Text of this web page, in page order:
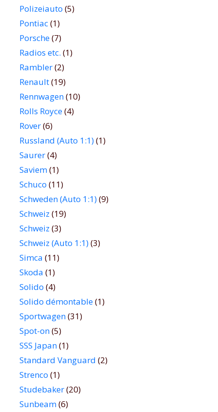
Polizeiauto (5)
Pontiac(1)
Porsche(7)
Radios etc. (1)
Rambler(2)
Renault(19)
Rennwagen(10)
Rolls Royce(4)
Rover(6)
Russland (Auto 1:1)(1)
Saurer(4)
Saviem(1)
Schuco (11)
Schweden (Auto 1:1)(9)
Schweiz (19)
Schweiz (3)
Schweiz (Auto 1:1)(3)
Simca (11)
Skoda (1)
Solido (4)
Solido démontable(1)
Sportwagen(31)
Spot-on(5)
SSS Japan(1)
Standard Vanguard (2)
Strenco (1)
Studebaker(20)
Sunbeam(6)